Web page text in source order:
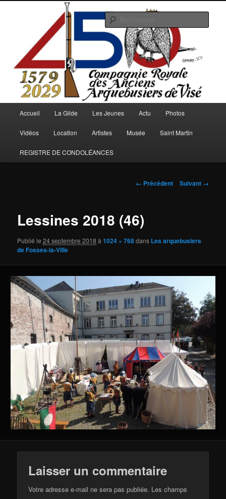
Arquebusiers.eu
Accueil La Gilde Les Jeunes Actu Photos
Vidéos Location Artistes Musée Saint Martin
REGISTRE DE CONDOLÉANCES
Navigation
← Précédent Suivant →
Lessines 2018 (46)
Publié le24 septembre 2018 à1024 × 768dans Les arquebusiers
de Fosses-la-Ville
Laisser un commentaire
Votre adresse e-mail ne sera pas publiée. Les champs